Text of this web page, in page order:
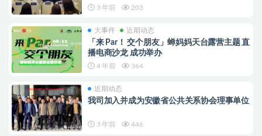
3 年前 203
大事件 近期动态
「来 Par！ 交个朋友」蝉妈妈天台露营主题 直
播电商沙龙 成功举办
4 年前 364
近期动态
我司加入并成为安徽省公共关系协会理事单位
3 年前 446